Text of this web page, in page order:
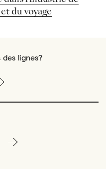
du voyage
lignes?